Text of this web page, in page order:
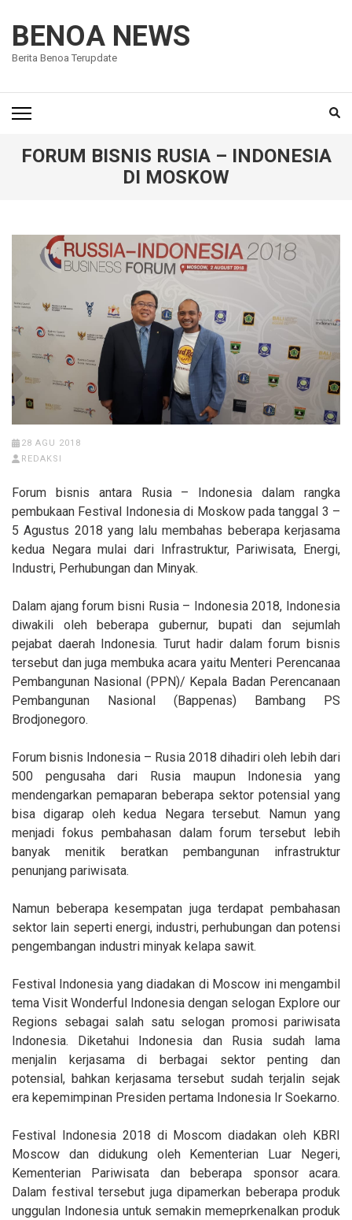
konten
(Tekan
BENOA NEWS
Berita Benoa Terupdate
FORUM BISNIS RUSIA – INDONESIA
DI MOSKOW
28 AGU 2018
REDAKSI
Forum bisnis antara Rusia – Indonesia dalam rangka
pembukaan Festival Indonesia di Moskow pada tanggal 3 –
5 Agustus 2018 yang lalu membahas beberapa kerjasama
kedua Negara mulai dari Infrastruktur, Pariwisata, Energi,
Industri, Perhubungan dan Minyak.
Dalam ajang forum bisni Rusia – Indonesia 2018, Indonesia
diwakili oleh beberapa gubernur, bupati dan sejumlah
pejabat daerah Indonesia. Turut hadir dalam forum bisnis
tersebut dan juga membuka acara yaitu Menteri Perencanaa
Pembangunan Nasional (PPN)/ Kepala Badan Perencanaan
Pembangunan Nasional (Bappenas) Bambang PS
Brodjonegoro.
Forum bisnis Indonesia – Rusia 2018 dihadiri oleh lebih dari
500 pengusaha dari Rusia maupun Indonesia yang
mendengarkan pemaparan beberapa sektor potensial yang
bisa digarap oleh kedua Negara tersebut. Namun yang
menjadi fokus pembahasan dalam forum tersebut lebih
banyak menitik beratkan pembangunan infrastruktur
penunjang pariwisata.
Namun beberapa kesempatan juga terdapat pembahasan
sektor lain seperti energi, industri, perhubungan dan potensi
pengembangan industri minyak kelapa sawit.
Festival Indonesia yang diadakan di Moscow ini mengambil
tema Visit Wonderful Indonesia dengan selogan Explore our
Regions sebagai salah satu selogan promosi pariwisata
Indonesia. Diketahui Indonesia dan Rusia sudah lama
menjalin kerjasama di berbagai sektor penting dan
potensial, bahkan kerjasama tersebut sudah terjalin sejak
era kepemimpinan Presiden pertama Indonesia Ir Soekarno.
Festival Indonesia 2018 di Moscom diadakan oleh KBRI
Moscow dan didukung oleh Kementerian Luar Negeri,
Kementerian Pariwisata dan beberapa sponsor acara.
Dalam festival tersebut juga dipamerkan beberapa produk
unggulan Indonesia untuk semakin memeprkenalkan produk